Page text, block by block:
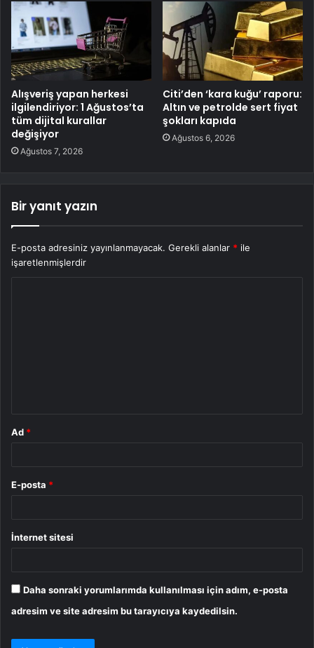
Alışveriş yapan herkesi
ilgilendiriyor: 1 Ağustos’ta
tüm dijital kurallar
değişiyor
Ağustos 7, 2026
Citi’den ‘kara kuğu’ raporu:
Altın ve petrolde sert fiyat
şokları kapıda
Ağustos 6, 2026
Bir yanıt yazın
E-posta adresiniz yayınlanmayacak. Gerekli alanlar * ile
işaretlenmişlerdir
Ad *
E-posta *
İnternet sitesi
Daha sonraki yorumlarımda kullanılması için adım, e-posta
adresim ve site adresim bu tarayıcıya kaydedilsin.